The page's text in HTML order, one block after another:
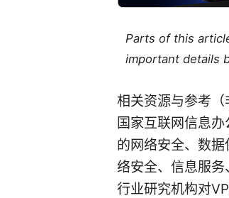
Parts of this
important details
相关资源与参考（
国家互联网信息
的网络安全、数
络安全、信息服
行业研究机构对